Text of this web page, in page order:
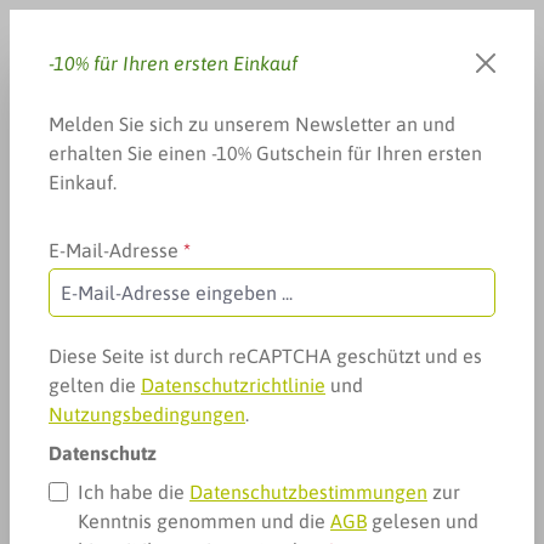
Du hast 0 Produkte auf dem
Warenkorb
Arzneimittel & mehr
Nahrungsergänzung
MensSana Mineraldrink Sachets
Bildergalerie überspringen
-10% für Ihren ersten Einkauf
Melden Sie sich zu unserem Newsletter an und
erhalten Sie einen -10% Gutschein für Ihren ersten
Einkauf.
E-Mail-Adresse *
Diese Seite ist durch reCAPTCHA geschützt und es
gelten die Datenschutzrichtlinie und
Nutzungsbedingungen.
Datenschutz
Ich habe die Datenschutzbestimmungen zur
Kenntnis genommen und die AGB gelesen und